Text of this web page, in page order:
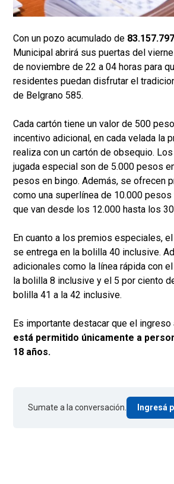
Con un pozo acumulado de
Municipal abrirá sus puertas del
de noviembre de 22 a 04 horas para
residentes puedan disfrutar el
de Belgrano 585.
Cada cartón tiene un valor de 500
incentivo adicional, en cada velada la
realiza con un cartón de obsequio.
jugada especial son de 5.000 pesos
pesos en bingo. Además, se ofrecen
como una superlínea de 10.000
que van desde los 12.000 hasta los
En cuanto a los premios especiales,
se entrega en la bolilla 40 inclusive.
adicionales como la línea rápida con
la bolilla 8 inclusive y el 5 por ciento
bolilla 41 a la 42 inclusive.
Es importante destacar que el ingreso
está permitido únicamente a
18 años.
Sumate a la conversación. Ingresá